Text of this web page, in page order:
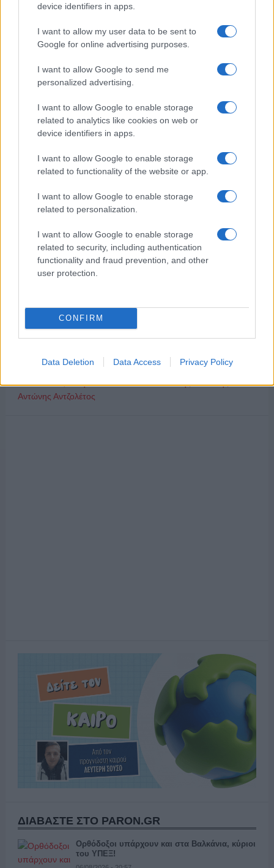
device identifiers in apps.
I want to allow my user data to be sent to
Google for online advertising purposes.
I want to allow Google to send me
personalized advertising.
I want to allow Google to enable storage
related to analytics like cookies on web or
device identifiers in apps.
I want to allow Google to enable storage
related to functionality of the website or app.
I want to allow Google to enable storage
related to personalization.
I want to allow Google to enable storage
related to security, including authentication
functionality and fraud prevention, and other
user protection.
CONFIRM
Data Deletion Data Access Privacy Policy
ΔΗΜΟΦΙΛΗ
ΑΙΧΜΕΣ: Καλοκαίρι ανατροπών
Αποχώρησε από την Cosmote TV o Μιχάλης Τσώχος
Συζητήσεις για τη λήξη της συνεργασίας
Ποιοι θα παίρνουν χρήματα και ποιοι θα κόβονται-Ο νέος
«Στον εξώστη» του ΣΚΑΪ 100.3 ο Γιάννης Καντέλης και ο
Αντώνης Αντζολέτος
ΔΙΑΒΑΣΤΕ ΣΤΟ PARON.GR
Ορθόδοξοι υπάρχουν και στα Βαλκάνια, κύριοι
του ΥΠΕΞ!